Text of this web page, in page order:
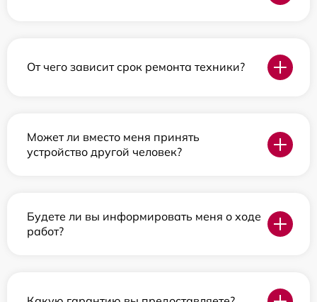
От чего зависит срок ремонта техники?
Может ли вместо меня принять
устройство другой человек?
Будете ли вы информировать меня о ходе
работ?